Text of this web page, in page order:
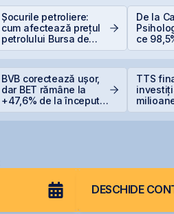
Șocurile petroliere:
cum afectează prețul
petrolului Bursa de
Valori București
De la
ce
evită
BVB corectează ușor,
dar BET rămâne la
+47,6% de la începutul
TTS
DESCHIDE